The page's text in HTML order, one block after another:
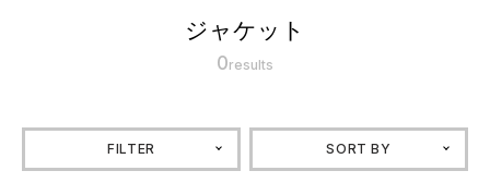
ジャケット
0results
FILTER SORT BY